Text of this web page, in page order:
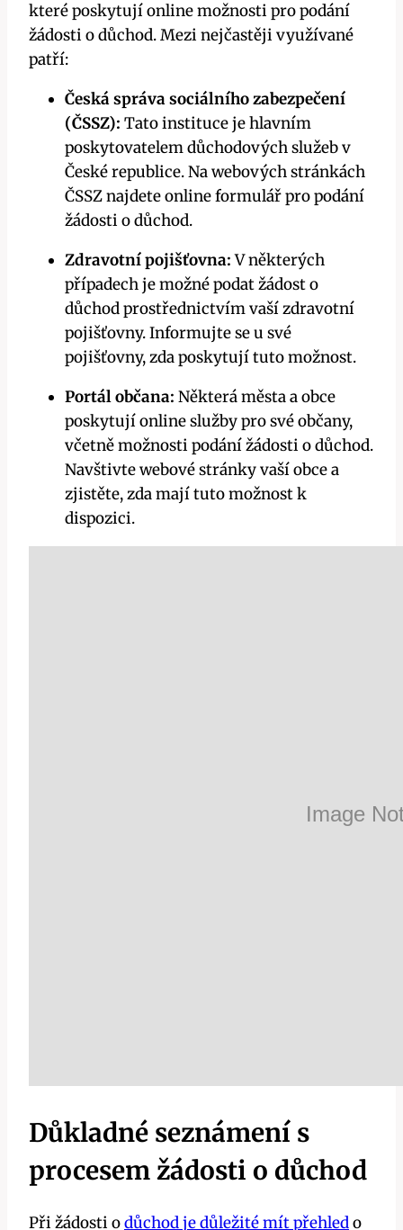
které poskytují online možnosti pro podání
žádosti o důchod. Mezi nejčastěji využívané
patří:
Česká správa sociálního zabezpečení
(ČSSZ): Tato instituce je hlavním
poskytovatelem důchodových služeb v
České republice. Na webových stránkách
ČSSZ najdete online formulář pro podání
žádosti o důchod.
Zdravotní pojišťovna:V některých
případech je možné podat žádost o
důchod prostřednictvím vaší zdravotní
pojišťovny. Informujte se u své
pojišťovny, zda poskytují tuto možnost.
Portál občana: Některá města a obce
poskytují online služby pro své občany,
včetně možnosti podání žádosti o důchod.
Navštivte webové stránky vaší obce a
zjistěte, zda mají tuto možnost k
dispozici.
Důkladné seznámení s
procesem žádosti o důchod
Při žádosti odůchod je důležité mít přehledo